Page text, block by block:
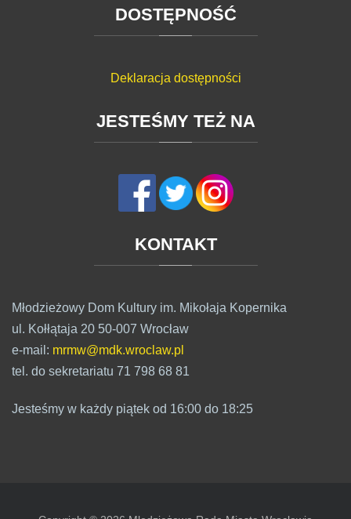
DOSTĘPNOŚĆ
Deklaracja dostępności
JESTEŚMY TEŻ NA
KONTAKT
Młodzieżowy Dom Kultury im. Mikołaja Kopernika
ul. Kołłątaja 20 50-007 Wrocław
e-mail: mrmw@mdk.wroclaw.pl
tel. do sekretariatu 71 798 68 81
Jesteśmy w każdy piątek od 16:00 do 18:25